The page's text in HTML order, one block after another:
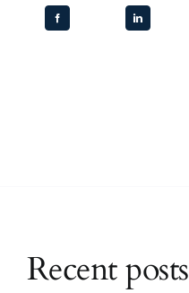
Recent posts